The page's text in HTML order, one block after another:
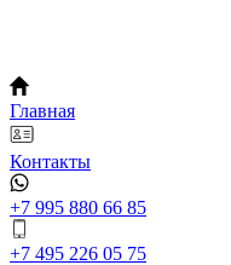
Главная
Контакты
+7 995 880 66 85
+7 495 226 05 75